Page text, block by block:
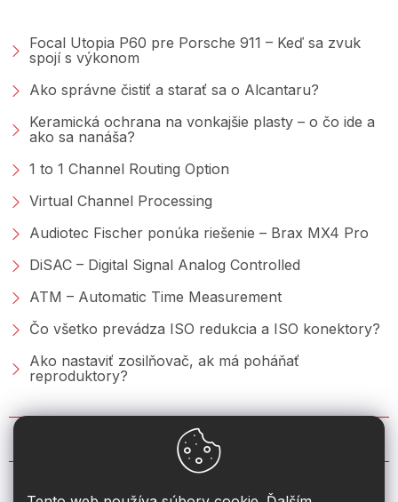
Focal Utopia P60 pre Porsche 911 – Keď sa zvuk
spojí s výkonom
Ako správne čistiť a starať sa o Alcantaru?
Keramická ochrana na vonkajšie plasty – o čo ide a
ako sa nanáša?
1 to 1 Channel Routing Option
Virtual Channel Processing
Audiotec Fischer ponúka riešenie – Brax MX4 Pro
DiSAC – Digital Signal Analog Controlled
ATM – Automatic Time Measurement
Čo všetko prevádza ISO redukcia a ISO konektory?
Ako nastaviť zosilňovač, ak má poháňať
reproduktory?
KONTAKT